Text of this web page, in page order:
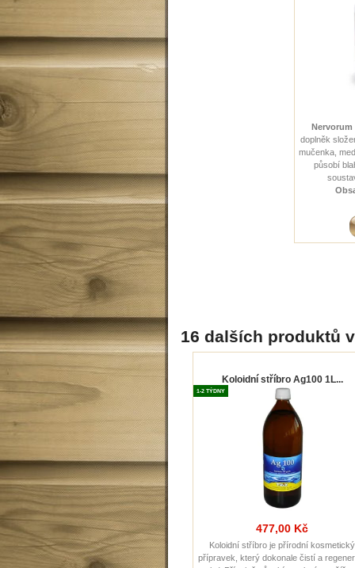
doplněk
mučenka,
působí
16 dalších produktů
Koloidní stříbro Ag100 1L...
1-2 TÝDNY
477,00 Kč
Koloidní stříbro je přírodní kosmetický
přípravek, který dokonale čistí a